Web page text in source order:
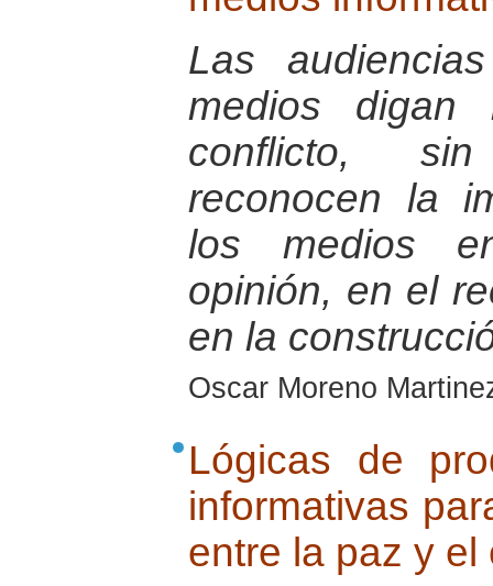
Las
medios
conflicto,
reconocen la
los medios
opinión, en el
en la
Oscar Moreno
Lógicas de
informativas
entre la paz y